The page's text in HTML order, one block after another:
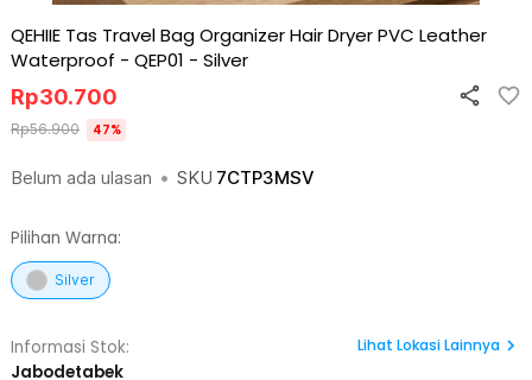
QEHIIE Tas Travel Bag Organizer Hair Dryer PVC Leather
Waterproof - QEP01 - Silver
Belum ada ulasan • SKU 7CTP3MSV
Rp30.700
Rp56.900 47%
Pilihan Warna:
Silver
Informasi Stok:
Jabodetabek
Lihat Lokasi Lainnya